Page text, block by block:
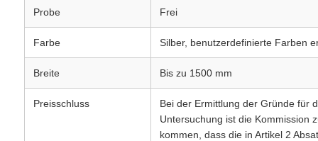
Aluminiumspule
Aluminiumstreifen-Spule
Aluminiumkarschtafel
Probe Frei
Farbe Silber, benutzerdefinierte Farben
Breite Bis zu 1500 mm
Preisschluss
Bei der Ermittlung der Gründe für
Untersuchung ist die Kommission
kommen, dass die in Artikel 2